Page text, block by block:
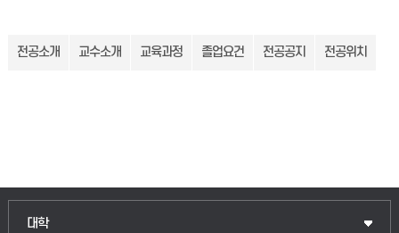
전공소개 교수소개 교육과정 졸업요건 전공공지 전공위치
대학
인문융합공공인재학부